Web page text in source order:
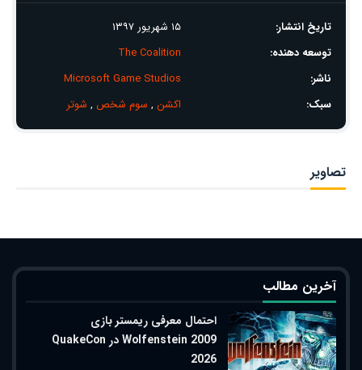
تاریخ انتشار:
۱۵ شهریور ۱۳۹۷
توسعه دهنده:
The Coalition
ناشر:
Microsoft Game Studios
سبک:
اکشن , سوم شخص , شوتر
تصاویر
آخرین مطالب
احتمال معرفی ریمستر بازی
Wolfenstein 2009 در QuakeCon
2026